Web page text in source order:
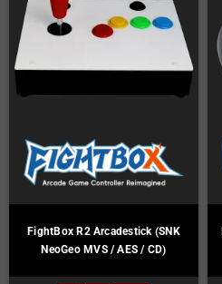
FightBox R2 Arcadestick (SNK
NeoGeo MVS / AES / CD)